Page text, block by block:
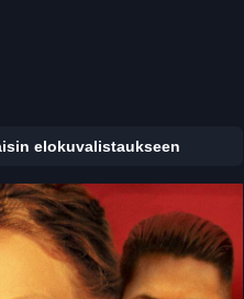
elokuvalistaukseen